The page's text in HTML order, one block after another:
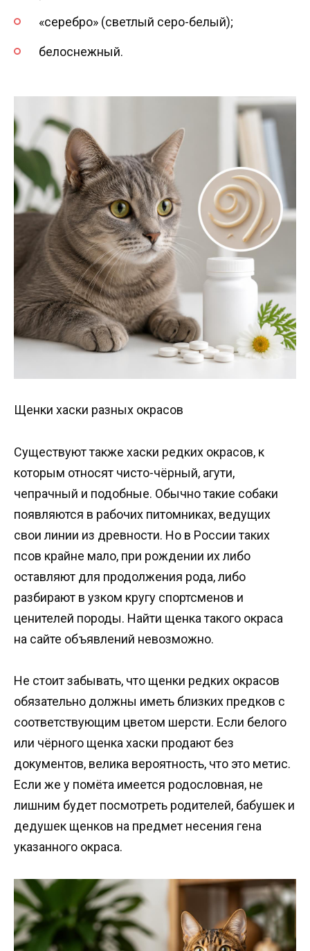
«серебро» (светлый серо-белый);
белоснежный.
Щенки хаски разных окрасов
Существуют также хаски редких окрасов, к
которым относят чисто-чёрный, агути,
чепрачный и подобные. Обычно такие собаки
появляются в рабочих питомниках, ведущих
свои линии из древности. Но в России таких
псов крайне мало, при рождении их либо
оставляют для продолжения рода, либо
разбирают в узком кругу спортсменов и
ценителей породы. Найти щенка такого окраса
на сайте объявлений невозможно.
Не стоит забывать, что щенки редких окрасов
обязательно должны иметь близких предков с
соответствующим цветом шерсти. Если белого
или чёрного щенка хаски продают без
документов, велика вероятность, что это метис.
Если же у помёта имеется родословная, не
лишним будет посмотреть родителей, бабушек и
дедушек щенков на предмет несения гена
указанного окраса.